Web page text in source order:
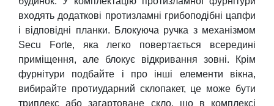
входять додаткові протизламні грибоподібні цапфи
і відповідні планки. Блокуюча ручка з механізмом
Secu Forte, яка легко повертається всередині
приміщення, але блокує відкривання зовні. Крім
фурнітури подбайте і про інші елементи вікна,
вибирайте протиударний склопакет, це може бути
триплекс або загартоване скло, що в комплексі